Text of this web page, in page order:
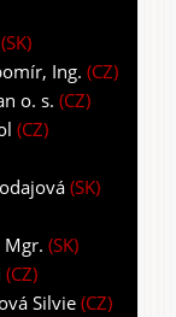
Ing. (CZ)
o. s. (CZ)
(CZ)
(SK)
Mgr. (SK)
(CZ)
Silvie (CZ)